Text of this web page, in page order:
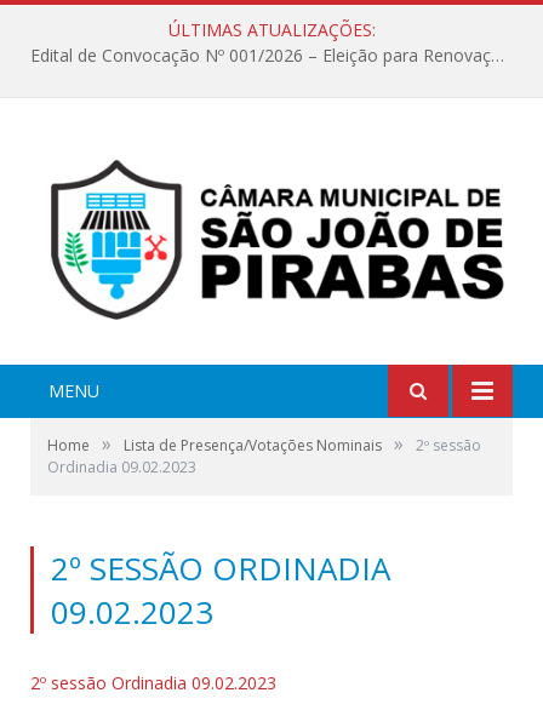
ÚLTIMAS ATUALIZAÇÕES:
Edital de Convocação Nº 001/2026 – Eleição para Renovação da Mesa Diretora – Biênio 2027/2028
MENU
Home » Lista de Presença/Votações Nominais »
2º sessão
Ordinadia 09.02.2023
2º SESSÃO ORDINADIA
09.02.2023
2º sessão Ordinadia 09.02.2023